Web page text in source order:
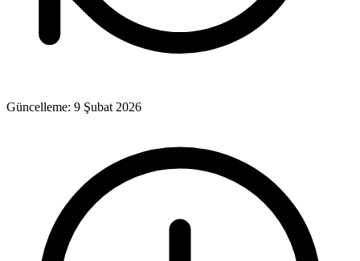
Güncelleme: 9 Şubat 2026